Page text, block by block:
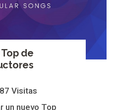
de
Visitas
un nuevo Top